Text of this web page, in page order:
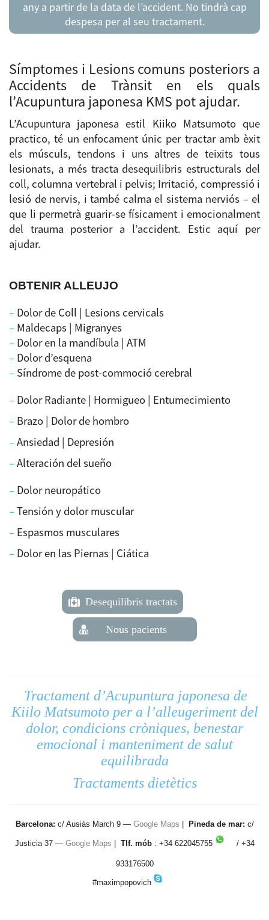
any a partir de la data de l’accident. No tindrà cap
despesa per al seu tractament.
Símptomes i Lesions comuns posteriors a
Accidents de Trànsit en els quals
l’Acupuntura japonesa KMS pot ajudar.
L’Acupuntura japonesa estil Kiiko Matsumoto que
practico, té un enfocament únic per tractar amb èxit
els músculs, tendons i uns altres de teixits tous
lesionats, a més tracta desequilibris estructurals del
coll, columna vertebral i pelvis; Irritació, compressió i
lesió de nervis, i també calma el sistema nerviós – el
que li permetrà guarir-se físicament i emocionalment
del trauma posterior a l’accident. Estic aquí per
ajudar.
OBTENIR ALLEUJO
– Dolor de Coll | Lesions cervicals
– Maldecaps | Migranyes
– Dolor en la mandíbula | ATM
– Dolor d’esquena
– Síndrome de post-commoció cerebral
– Dolor Radiante | Hormigueo | Entumecimiento
– Brazo | Dolor de hombro
–Ansiedad | Depresión
–Alteración del sueño
– Dolor neuropático
–Tensión y dolor muscular
– Espasmos musculares
– Dolor en las Piernas | Ciática
Desequilibris tractats
Nous pacients
Tractament d’Acupuntura japonesa de
Kiilo Matsumoto per a l’alleugeriment del
dolor, condicions cròniques, benestar
emocional i manteniment de salut
equilibrada
Tractaments dietètics
Barcelona: c/ Ausiàs March 9 — Google Maps Pineda de mar: c/
Justicia 37 — Google Maps Tlf. mób: +34 622045755 / +34
933176500
#maximpopovich